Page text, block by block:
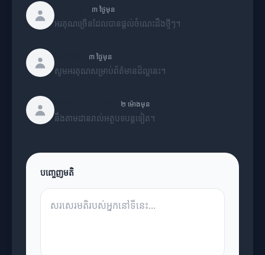
៣ ថ្ងៃមុន
អរគុណច្រើនដែលបានផ្តល់ចំណេះដឹងថ្មីៗ។
៣ ថ្ងៃមុន
សូមអរគុណសម្រាប់ព័ត៌មានដ៏ល្អនេះ។
២ ម៉ោងមុន
នឹងតាមដានរាល់អត្ថបទបន្តទៀត។
បញ្ចេញមតិ